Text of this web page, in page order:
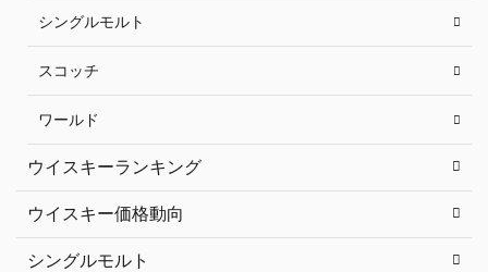
シングルモルト
スコッチ
ワールド
ウイスキーランキング
ウイスキー価格動向
シングルモルト